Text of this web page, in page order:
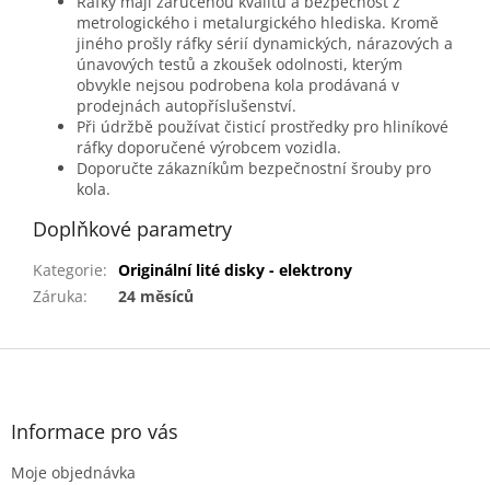
metrologického i metalurgického hlediska. Kromě
jiného prošly ráfky sérií dynamických, nárazových a
únavových testů a zkoušek odolnosti, kterým
obvykle nejsou podrobena kola prodávaná v
prodejnách autopříslušenství.
Při údržbě používat čisticí prostředky pro hliníkové
ráfky doporučené výrobcem vozidla.
Doporučte zákazníkům bezpečnostní šrouby pro
kola.
Doplňkové parametry
Kategorie: Originální lité disky - elektrony
Záruka: 24 měsíců
Z
Informace pro vás
Moje objednávka